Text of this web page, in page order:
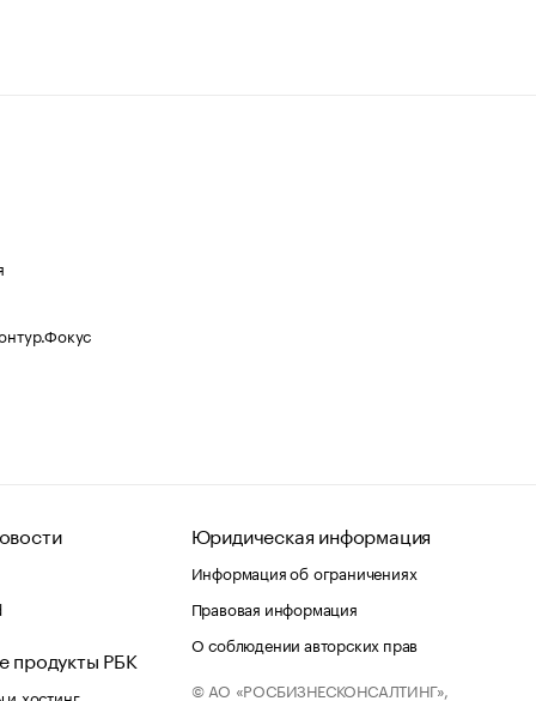
продукты РБК
хостинг
Юридическая информация
Информация об ограничениях
Правовая информация
О соблюдении авторских прав
© АО «РОСБИЗНЕСКОНСАЛТИНГ»,